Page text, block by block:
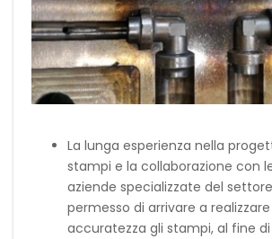
La lunga esperienza nella
stampi e la collaborazione con
aziende specializzate del
permesso di arrivare a
accuratezza gli stampi, al fine